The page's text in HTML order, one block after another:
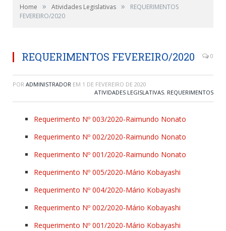
Home » Atividades Legislativas »
REQUERIMENTOS
FEVEREIRO/2020
REQUERIMENTOS FEVEREIRO/2020 0
POR ADMINISTRADOR EM 1 DE FEVEREIRO DE 2020
ATIVIDADES LEGISLATIVAS, REQUERIMENTOS
Requerimento Nº 003/2020-Raimundo Nonato
Requerimento Nº 002/2020-Raimundo Nonato
Requerimento Nº 001/2020-Raimundo Nonato
Requerimento Nº 005/2020-Mário Kobayashi
Requerimento Nº 004/2020-Mário Kobayashi
Requerimento Nº 002/2020-Mário Kobayashi
Requerimento Nº 001/2020-Mário Kobayashi